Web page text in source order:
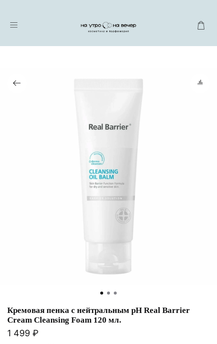
Кремовая пенка с нейтральным pH Real Barrier
Cream Cleansing Foam 120 мл.
1 499 ₽